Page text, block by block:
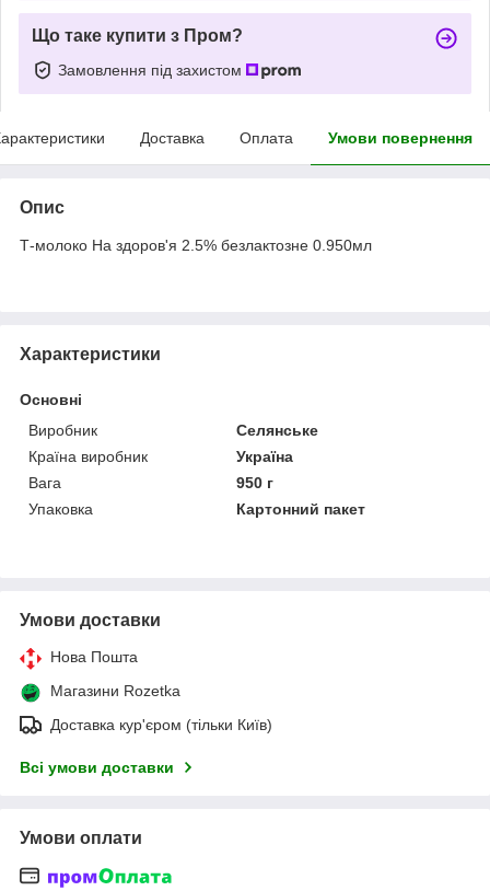
Що таке купити з Пром?
Замовлення під захистом
Доставка Оплата Умови повернення
Опис
Т-молоко На здоров'я 2.5% безлактозне 0.950мл
Характеристики
Основні
Виробник
Селянське
Країна виробник
Україна
Вага
950 г
Упаковка
Картонний пакет
Умови доставки
Нова Пошта
Магазини Rozetka
Доставка кур'єром (тільки Київ)
Всі умови доставки
Умови оплати